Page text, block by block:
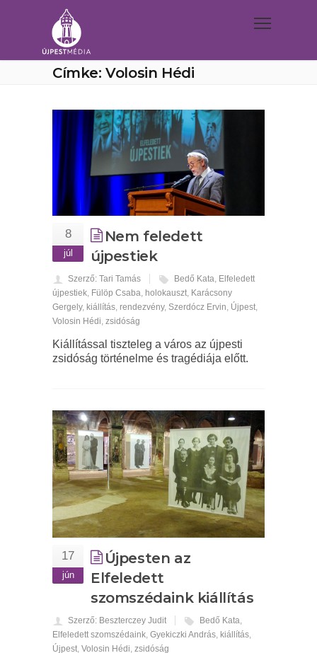
Címke: Volosin Hédi
8
júl
Nem feledett
újpestiek
Szerző: Tari Tamás Bedő Kata, Elfeledett
újpestiek, Fülöp Csaba, holokauszt, Karácsony
Gergely, kiállítás, rendezvény, Szerdócz Ervin, Újpest,
Volosin Hédi, zsidóság
Kiállítással tiszteleg a város az újpesti
zsidóság történelme és tragédiája előtt.
17
jún
Újpesten az
Elfeledett
szomszédaink kiállítás
Szerző: Beszterczey Judit Bedő Kata,
Elfeledett szomszédaink, Gyekiczki András, kiállítás,
Újpest, Volosin Hédi, zsidóság